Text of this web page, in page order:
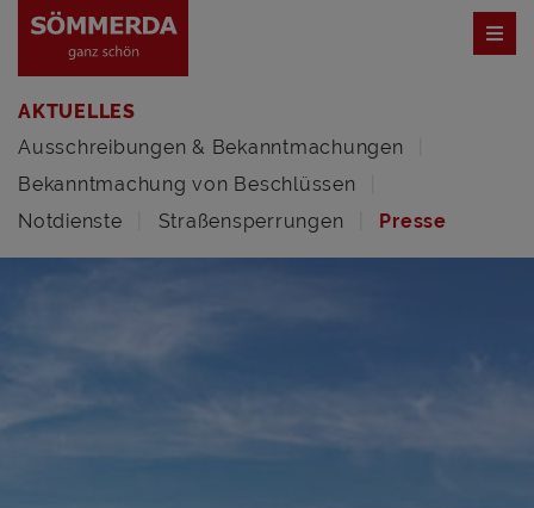
AKTUELLES
Ausschreibungen & Bekanntmachungen
Bekanntmachung von Beschlüssen
Notdienste
Straßensperrungen Presse